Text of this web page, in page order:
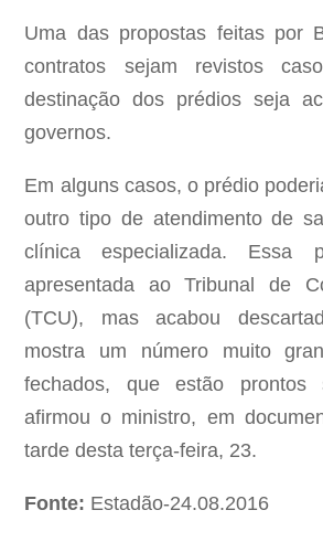
Uma das propostas feitas por
contratos sejam revistos
destinação dos prédios seja
governos.
Em alguns casos, o prédio
outro tipo de atendimento de
clínica especializada. Essa
apresentada ao Tribunal de
(TCU), mas acabou
mostra um número muito
fechados, que estão prontos
afirmou o ministro, em
tarde desta terça-feira, 23.
Fonte: Estadão-24.08.2016